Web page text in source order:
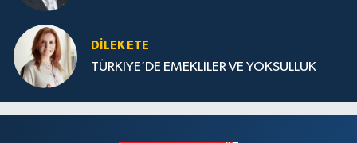
DILEK ETE
TÜRKİYE’DE EMEKLİLER VE YOKSULLUK